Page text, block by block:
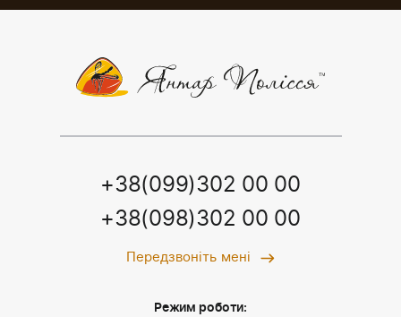
+38(099)302 00 00
+38(098)302 00 00
Передзвоніть мені
Режим роботи: